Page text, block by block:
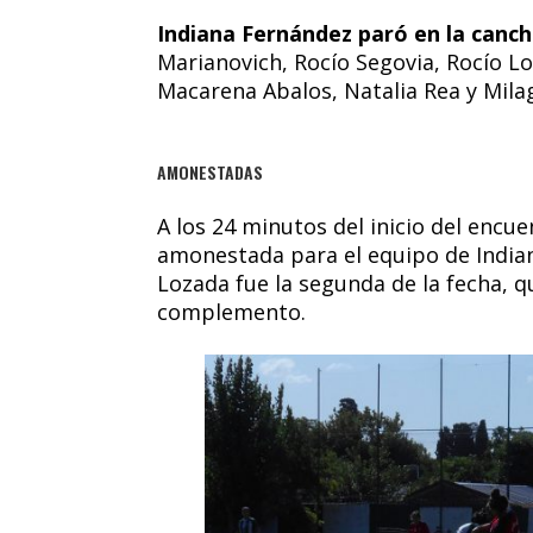
Indiana Fernández paró en la
Marianovich, Rocío Segovia, Rocío
Macarena Abalos, Natalia Rea y
AMONESTADAS
A los 24 minutos del inicio del
amonestada para el equipo de
Lozada fue la segunda de la fecha,
complemento.